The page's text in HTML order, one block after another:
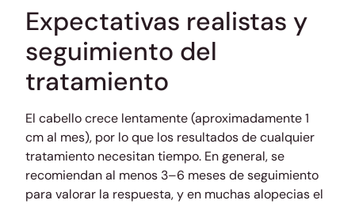
Expectativas realistas y
seguimiento del
tratamiento
El cabello crece lentamente (aproximadamente 1
cm al mes), por lo que los resultados de cualquier
tratamiento necesitan tiempo. En general, se
recomiendan al menos 3–6 meses de seguimiento
para valorar la respuesta, y en muchas alopecias el